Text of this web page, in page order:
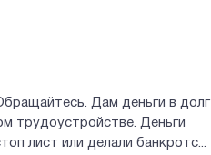
Дам деньги в долг
трудоустройстве. Деньги
лист или делали банкротс